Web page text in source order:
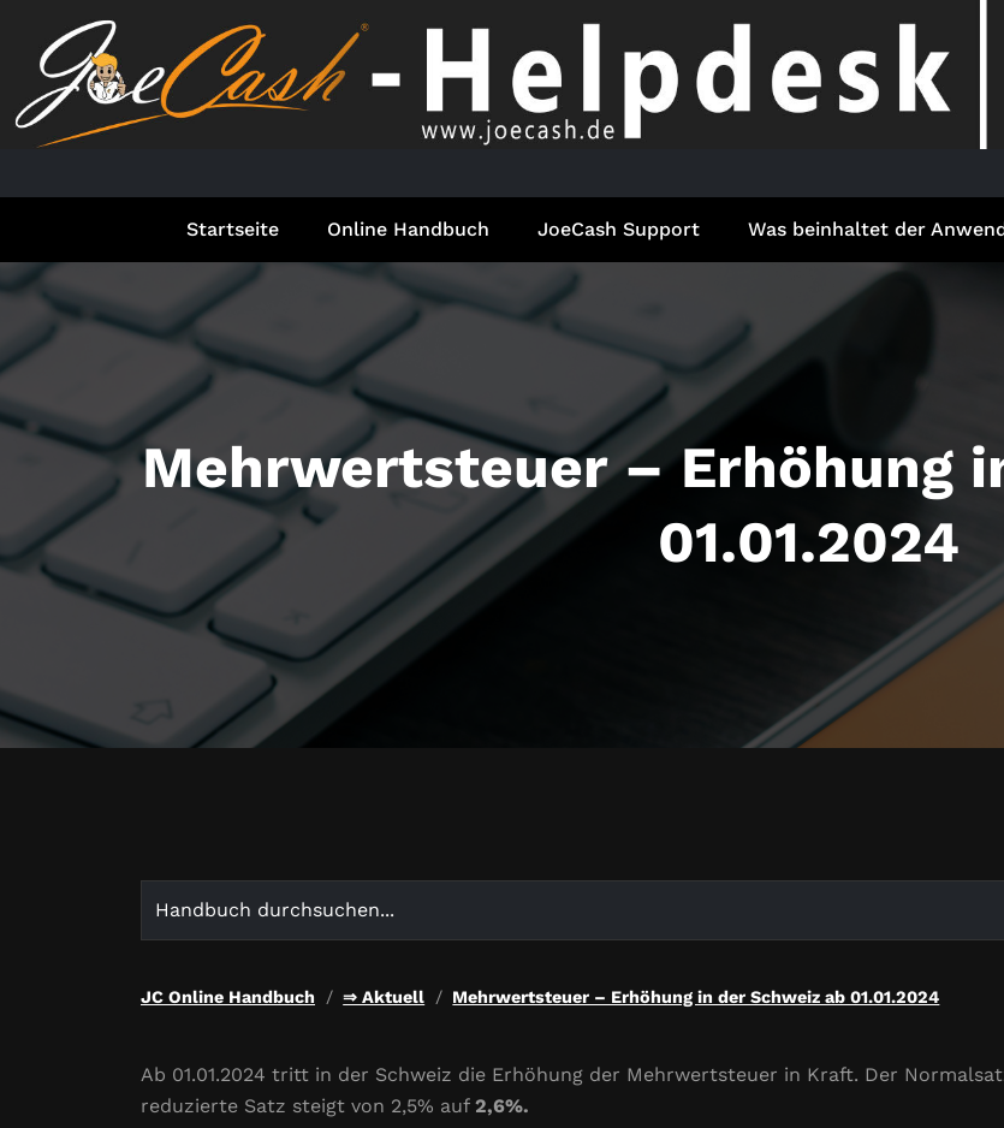
Inhalt
Startseite Online Handbuch JoeCash Support Was beinhaltet der
Mehrwertsteuer – Erhöhung
01.01.2024
for:
JC Online Handbuch ⇒ Aktuell Mehrwertsteuer – Erhöhung in der Schweiz ab 01.01.2024
Ab 01.01.2024 tritt in der Schweiz die Erhöhung der Mehrwertsteuer in Kraft. Der
reduzierte Satz steigt von 2,5% auf 2,6%.